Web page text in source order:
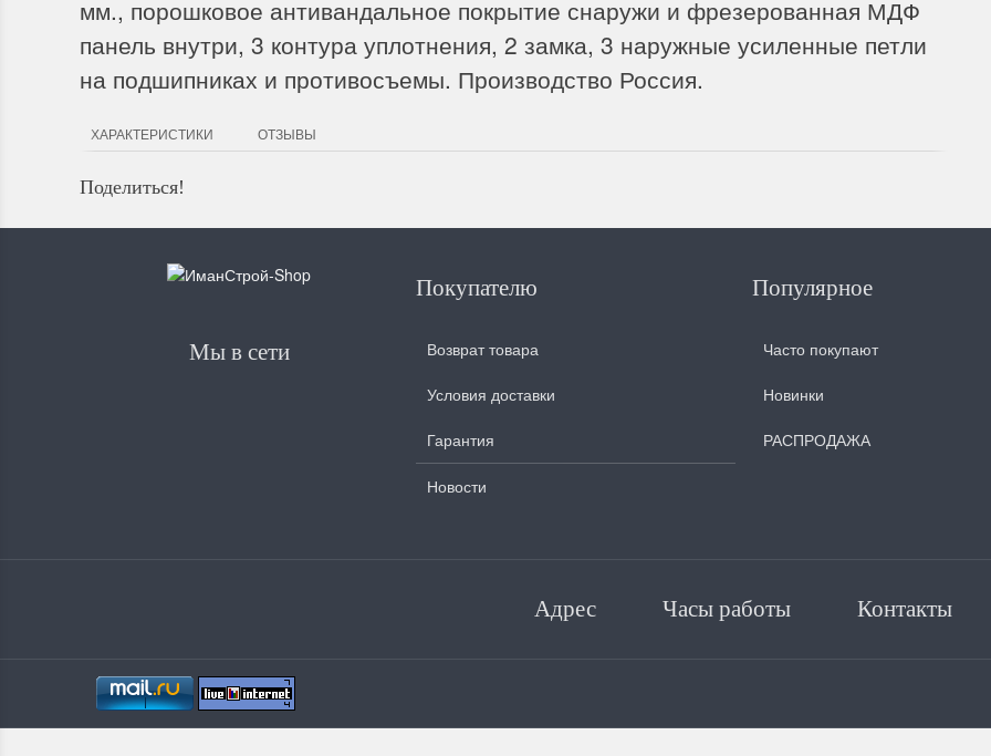
мм., порошковое антивандальное покрытие снаружи и фрезерованная МДФ
панель внутри, 3 контура уплотнения, 2 замка, 3 наружные усиленные петли
на подшипниках и противосъемы. Производство Россия.
ХАРАКТЕРИСТИКИ ОТЗЫВЫ
Поделиться!
Мы в сети
Покупателю
Возврат товара
Условия доставки
Гарантия
Новости
Популярное
Часто покупают
Новинки
РАСПРОДАЖА
Адрес Часы работы Контакты